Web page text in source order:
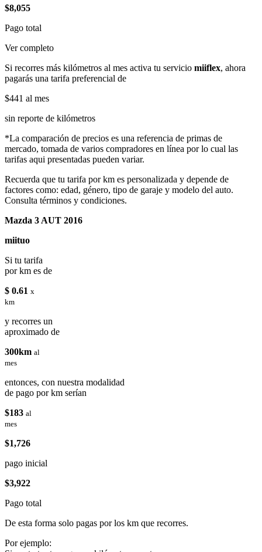
$8,055
Pago total
Ver completo
Si recorres más kilómetros al mes activa tu servicio miiflex, ahora
pagarás una tarifa preferencial de
$441 al mes
sin reporte de kilómetros
*La comparación de precios es una referencia de primas de
mercado, tomada de varios compradores en línea por lo cual las
tarifas aqui presentadas pueden variar.
Recuerda que tu tarifa por km es personalizada y depende de
factores como: edad, género, tipo de garaje y modelo del auto.
Consulta términos y condiciones.
Mazda 3 AUT 2016
miituo
Si tu tarifa
por km es de
$ 0.61 x
km
y recorres un
aproximado de
300km al
mes
entonces, con nuestra modalidad
de pago por km serían
$183 al
mes
$1,726
pago inicial
$3,922
Pago total
De esta forma solo pagas por los km que recorres.
Por ejemplo: